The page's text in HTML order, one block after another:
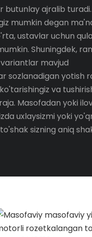
ajralib turadi.
mumkin degan
ustavlar uchun
Shuningdek,
mavjud
sozlanadigan yotish
va
Masofadan yoki
uxlaysizmi yoki
sizning aniq